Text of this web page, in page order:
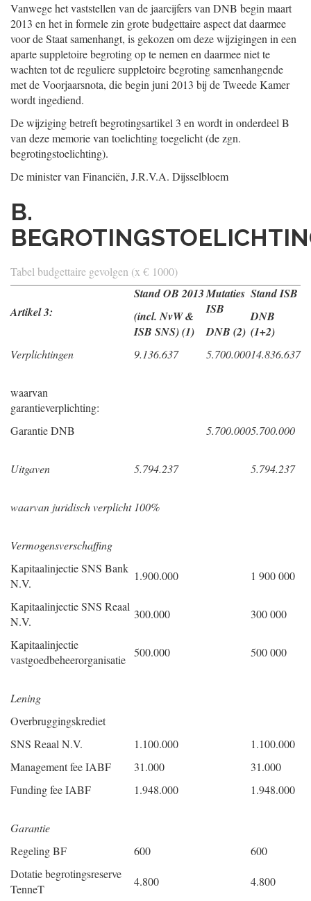
Vanwege het vaststellen van de jaarcijfers van DNB begin maart
2013 en het in formele zin grote budgettaire aspect dat daarmee
voor de Staat samenhangt, is gekozen om deze wijzigingen in een
aparte suppletoire begroting op te nemen en daarmee niet te
wachten tot de reguliere suppletoire begroting samenhangende
met de Voorjaarsnota, die begin juni 2013 bij de Tweede Kamer
wordt ingediend.
De wijziging betreft begrotingsartikel 3 en wordt in onderdeel B
van deze memorie van toelichting toegelicht (de zgn.
begrotingstoelichting).
De minister van Financiën, J.R.V.A. Dijsselbloem
B.
Tabel budgettaire gevolgen (x € 1000)
Artikel 3:
Stand OB 2013
(incl. NvW &
ISB SNS) (1)
Mutaties
ISB
DNB (2)
Stand ISB
DNB
(1+2)
Verplichtingen 9.136.637 5.700.00014.836.637
waarvan
garantieverplichting:
Garantie DNB
5.700.0005.700.000
Uitgaven 5.794.237 5.794.237
waarvan juridisch verplicht 100%
Vermogensverschaffing
Kapitaalinjectie SNS Bank
N.V.
1.900.000 1 900 000
Kapitaalinjectie SNS Reaal
N.V.
300.000 300 000
Kapitaalinjectie
vastgoedbeheerorganisatie
500.000 500 000
Lening
Overbruggingskrediet
SNS Reaal N.V.
1.100.000
1.100.000
Management fee IABF
31.000
31.000
Funding fee IABF
1.948.000 1.948.000
Garantie
Regeling BF
600
600
Dotatie begrotingsreserve
TenneT
4.800 4.800